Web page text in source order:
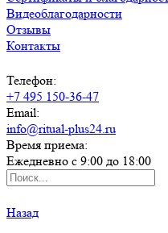
Видеоблагодарности
Отзывы
Контакты
Телефон:
+7 495 150-36-47
Email:
info@ritual-plus24.ru
Время приема:
Ежедневно с 9:00 до 18:00
Назад